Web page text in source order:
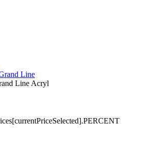
Line
Line Acryl